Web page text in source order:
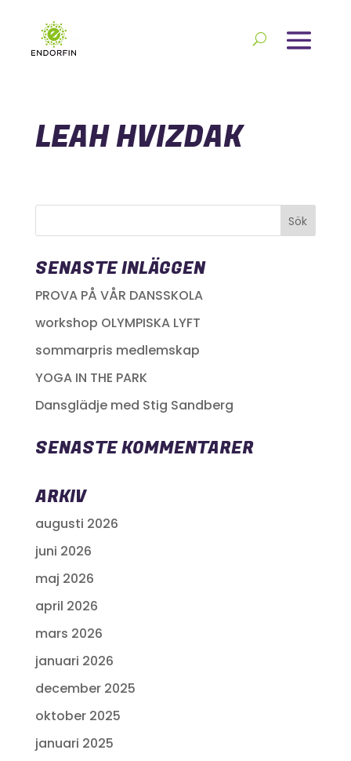
LEAH HVIZDAK
SENASTE INLÄGGEN
PROVA PÅ VÅR DANSSKOLA
workshop OLYMPISKA LYFT
sommarpris medlemskap
YOGA IN THE PARK
Dansglädje med Stig Sandberg
SENASTE KOMMENTARER
ARKIV
augusti 2026
juni 2026
maj 2026
april 2026
mars 2026
januari 2026
december 2025
oktober 2025
januari 2025